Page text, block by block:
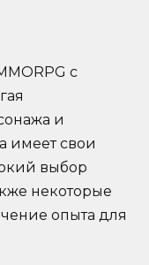
с
и
имеет свои
выбор
некоторые
опыта для